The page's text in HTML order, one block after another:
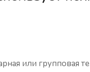
или групповая